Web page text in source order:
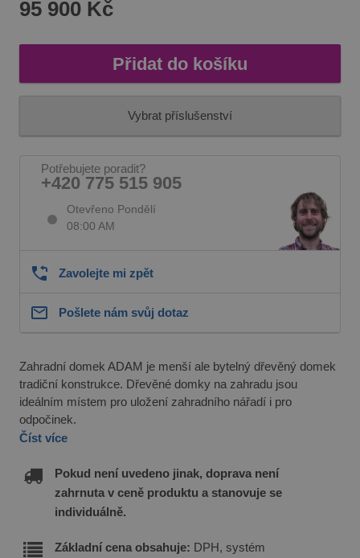
95 900 Kč
Přidat do košíku
Vybrat příslušenství
Potřebujete poradit?
+420 775 515 905
Otevřeno Pondělí
08:00 AM
Zavolejte mi zpět
Pošlete nám svůj dotaz
Zahradní domek ADAM je menší ale bytelný dřevěný domek
tradiční konstrukce. Dřevěné domky na zahradu jsou
ideálním místem pro uložení zahradního nářadí i pro
odpočinek.
Číst více
Pokud není uvedeno jinak, doprava není
zahrnuta v ceně produktu a stanovuje se
individuálně.
Základní cena obsahuje: DPH, systém